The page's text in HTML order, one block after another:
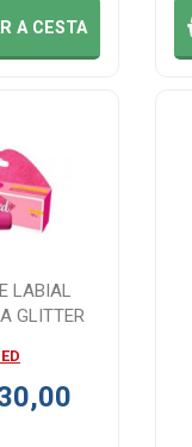
A CESTA
LABIAL
GLITTER